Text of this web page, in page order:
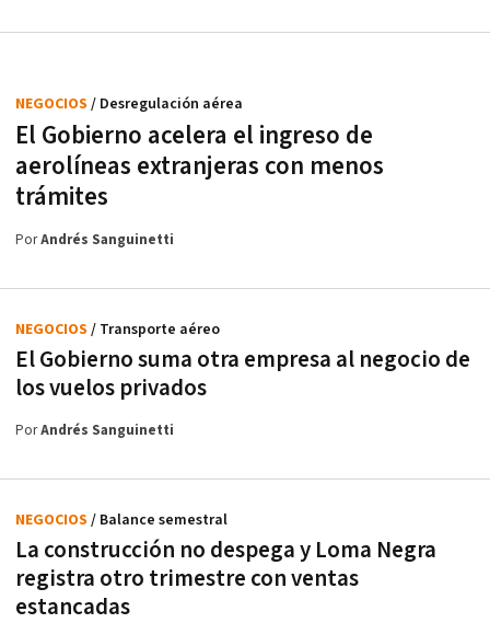
El Gobierno acelera el ingreso de
aerolíneas extranjeras con menos
trámites
NEGOCIOS / Desregulación aérea
PorAndrés Sanguinetti
El Gobierno suma otra empresa al negocio de
los vuelos privados
NEGOCIOS / Transporte aéreo
PorAndrés Sanguinetti
La construcción no despega y Loma Negra
registra otro trimestre con ventas
estancadas
NEGOCIOS / Balance semestral